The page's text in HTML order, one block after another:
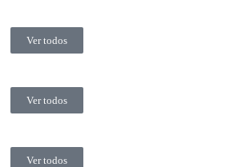
Ver todos
Ver todos
Ver todos